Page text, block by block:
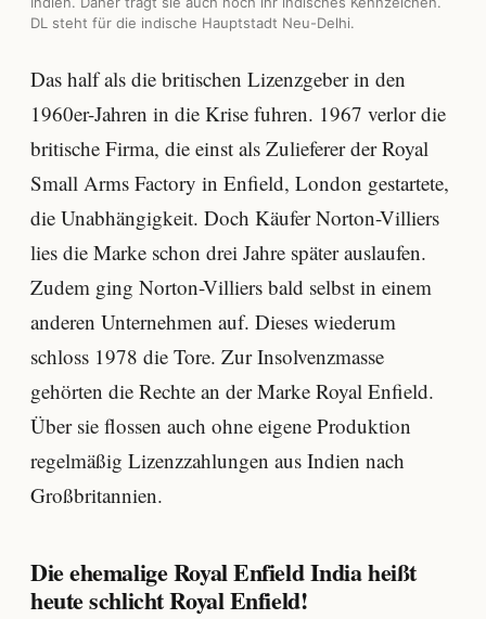
DL steht für die indische Hauptstadt Neu-Delhi.
Das half als die britischen Lizenzgeber in den
1960er-Jahren in die Krise fuhren. 1967 verlor die
britische Firma, die einst als Zulieferer der Royal
Small Arms Factory in Enfield, London gestartete,
die Unabhängigkeit. Doch Käufer Norton-Villiers
lies die Marke schon drei Jahre später auslaufen.
Zudem ging Norton-Villiers bald selbst in einem
anderen Unternehmen auf. Dieses wiederum
schloss 1978 die Tore. Zur Insolvenzmasse
gehörten die Rechte an der Marke Royal Enfield.
Über sie flossen auch ohne eigene Produktion
regelmäßig Lizenzzahlungen aus Indien nach
Großbritannien.
Die ehemalige Royal Enfield India heißt
heute schlicht Royal Enfield!